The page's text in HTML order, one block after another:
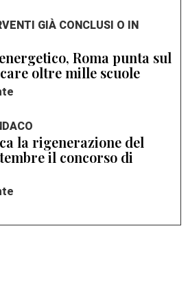
GIÀ CONCLUSI O IN
Roma punta sul
oltre mille scuole
la rigenerazione del
il concorso di